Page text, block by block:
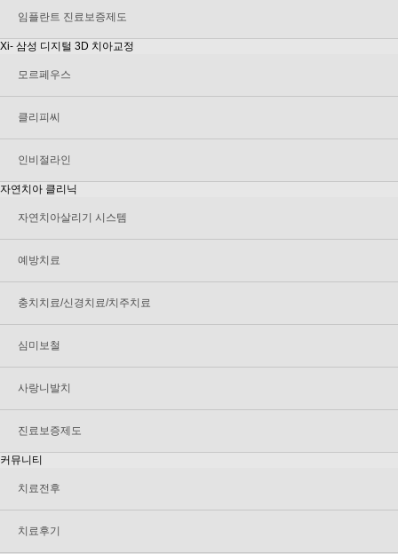
임플란트 진료보증제도
Xi- 삼성 디지털 3D 치아교정
모르페우스
클리피씨
인비절라인
자연치아 클리닉
자연치아살리기 시스템
예방치료
충치치료/신경치료/치주치료
심미보철
사랑니발치
진료보증제도
커뮤니티
치료전후
치료후기